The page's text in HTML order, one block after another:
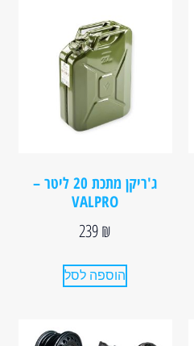
ג'ריקן מתכת 20 ליטר –
VALPRO
239₪
הוספה לסל